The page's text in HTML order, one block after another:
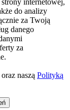
do analizy
za Twoją
danego
za
naszą Polityką